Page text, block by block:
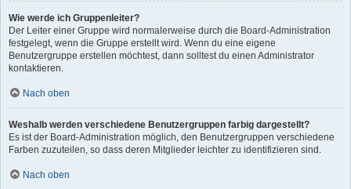
Wie werde ich Gruppenleiter?
Der Leiter einer Gruppe wird normalerweise durch die Board-Administration
festgelegt, wenn die Gruppe erstellt wird. Wenn du eine eigene
Benutzergruppe erstellen möchtest, dann solltest du einen Administrator
kontaktieren.
Nach oben
Weshalb werden verschiedene Benutzergruppen farbig dargestellt?
Es ist der Board-Administration möglich, den Benutzergruppen verschiedene
Farben zuzuteilen, so dass deren Mitglieder leichter zu identifizieren sind.
Nach oben